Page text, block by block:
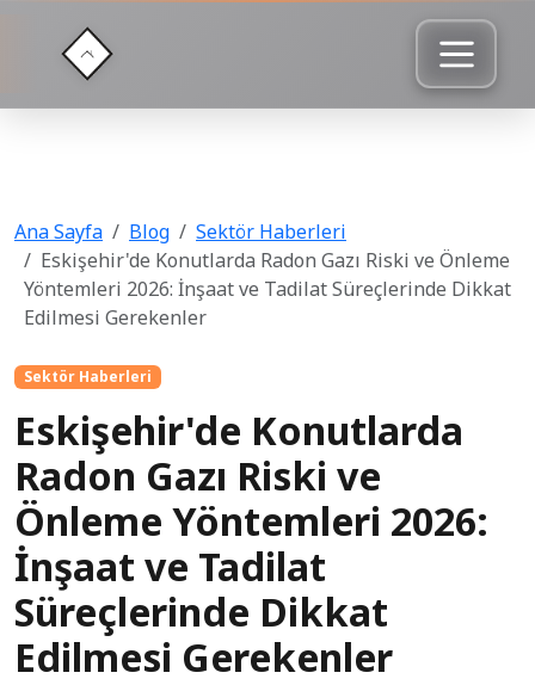
Ana Sayfa Blog
Sektör Haberleri
Eskişehir'de Konutlarda Radon Gazı Riski ve Önleme
Yöntemleri 2026: İnşaat ve Tadilat Süreçlerinde Dikkat
Edilmesi Gerekenler
Sektör Haberleri
Eskişehir'de Konutlarda
Radon Gazı Riski ve
Önleme Yöntemleri 2026:
İnşaat ve Tadilat
Süreçlerinde Dikkat
Edilmesi Gerekenler